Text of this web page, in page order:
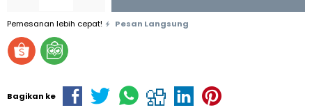
Pemesanan lebih cepat! Pesan Langsung
Bagikan ke